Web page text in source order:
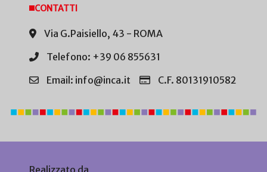
CONTATTI
Via G.Paisiello, 43 - ROMA
Telefono: +39 06 855631
Email: info@inca.it
C.F. 80131910582